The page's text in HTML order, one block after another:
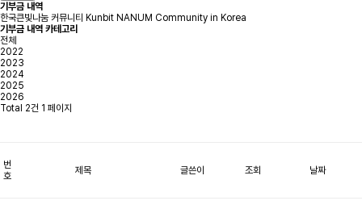
기부금 내역
한국큰빛나눔 커뮤니티 Kunbit NANUM Community in Korea
기부금 내역 카테고리
전체
2022
2023
2024
2025
2026
Total 2건 1 페이지
번
호
제목 글쓴이 조회 날짜